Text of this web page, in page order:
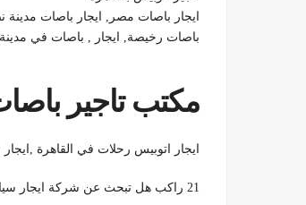
ايجار باصات مصر, ايجار باصات مدينة
باصات رخيصة, ايجار , باصات في
مكتب تاجير
ايجار اتوبيس رحلات في القاهرة ,ايجار ميني باص 32 فرد,01011322557 ,ايجار ميني باص
21 راكب هل تبحث عن شركة ايجار سيارات في مصر؟اذا وصلت الي هنا فأنت الان مع افضل مكتب تأجير سيارات